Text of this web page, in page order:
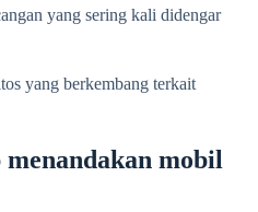
yang sering kali didengar
yang berkembang terkait
mobil